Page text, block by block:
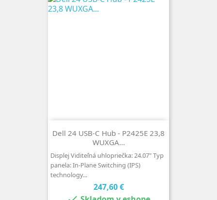
Dell 24 USB-C Hub - P2425E 23,8
WUXGA...
Displej Viditeľná uhlopriečka: 24.07" Typ
panela: In-Plane Switching (IPS)
technology...
Cena
247,60 €